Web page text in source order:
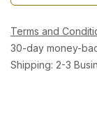
Terms and
30-day money-
Shipping: 2-3